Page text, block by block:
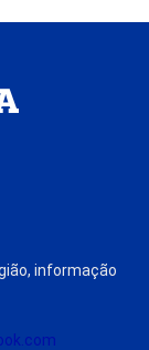
informação